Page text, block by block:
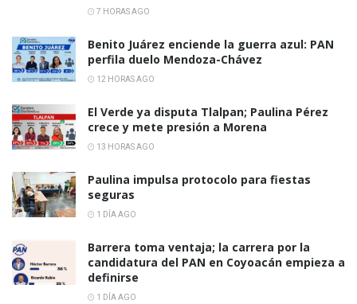
7 HORAS AGO
Benito Juárez enciende la guerra azul: PAN
perfila duelo Mendoza-Chávez
12 HORAS AGO
El Verde ya disputa Tlalpan; Paulina Pérez
crece y mete presión a Morena
13 HORAS AGO
Paulina impulsa protocolo para fiestas
seguras
1 DÍA AGO
Barrera toma ventaja; la carrera por la
candidatura del PAN en Coyoacán empieza a
definirse
1 DÍA AGO